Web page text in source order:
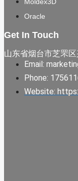
Oracle
Get In Touch
山东省烟台市芝罘
Email:
Phone:
Website: